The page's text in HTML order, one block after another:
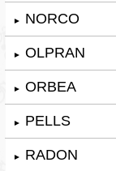
► NORCO
► OLPRAN
► ORBEA
► PELLS
► RADON